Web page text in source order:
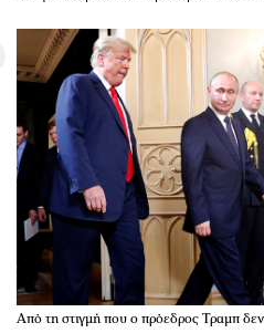
Aπό τη στιγμή που ο πρόεδρος Τραμπ δεν